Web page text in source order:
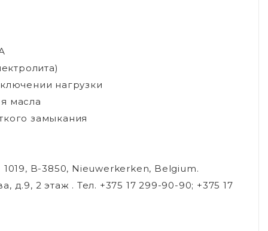
нагрузки
масла
замыкания
B-3850, Nieuwerkerken, Belgium.
2 этаж . Тел. +375 17 299-90-90; +375 17